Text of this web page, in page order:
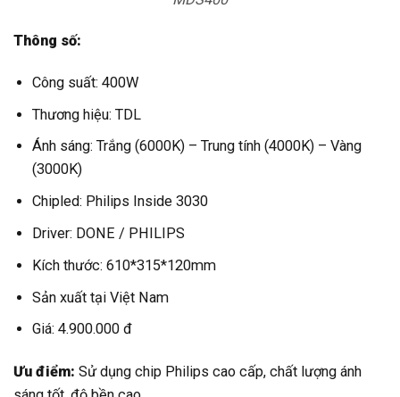
Thông số:
Công suất: 400W
Thương hiệu: TDL
Ánh sáng: Trắng (6000K) – Trung tính (4000K) – Vàng
(3000K)
Chipled: Philips Inside 3030
Driver: DONE / PHILIPS
Kích thước: 610*315*120mm
Sản xuất tại Việt Nam
Giá: 4.900.000 đ
Ưu điểm: Sử dụng chip Philips cao cấp, chất lượng ánh